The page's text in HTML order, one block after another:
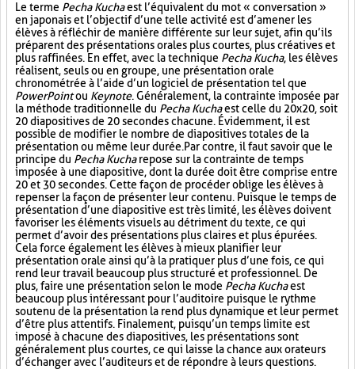
Le terme Pecha Kuchaest l’équivalent du mot « conversation »
en japonais et l’objectif d’une telle activité est d’amener les
élèves à réfléchir de manière différente sur leur sujet, afin qu’ils
préparent des présentations orales plus courtes, plus créatives et
plus raffinées. En effet, avec la technique Pecha Kucha, les élèves
réalisent, seuls ou en groupe, une présentation orale
chronométrée à l’aide d’un logiciel de présentation tel que
PowerPointou Keynote. Généralement, la contrainte imposée par
la méthode traditionnelle du Pecha Kuchaest celle du 20x20, soit
20 diapositives de 20 secondes chacune. Évidemment, il est
possible de modifier le nombre de diapositives totales de la
présentation ou même leur durée. Par contre, il faut savoir que le
principe du Pecha Kucharepose sur la contrainte de temps
imposée à une diapositive, dont la durée doit être comprise entre
20 et 30 secondes. Cette façon de procéder oblige les élèves à
repenser la façon de présenter leur contenu. Puisque le temps de
présentation d’une diapositive est très limité, les élèves doivent
favoriser les éléments visuels au détriment du texte, ce qui
permet d’avoir des présentations plus claires et plus épurées.
Cela force également les élèves à mieux planifier leur
présentation orale ainsi qu’à la pratiquer plus d’une fois, ce qui
rend leur travail beaucoup plus structuré et professionnel. De
plus, faire une présentation selon le mode Pecha Kuchaest
beaucoup plus intéressant pour l’auditoire puisque le rythme
soutenu de la présentation la rend plus dynamique et leur permet
d’être plus attentifs. Finalement, puisqu’un temps limite est
imposé à chacune des diapositives, les présentations sont
généralement plus courtes, ce qui laisse la chance aux orateurs
d’échanger avec l’auditeurs et de répondre à leurs questions.